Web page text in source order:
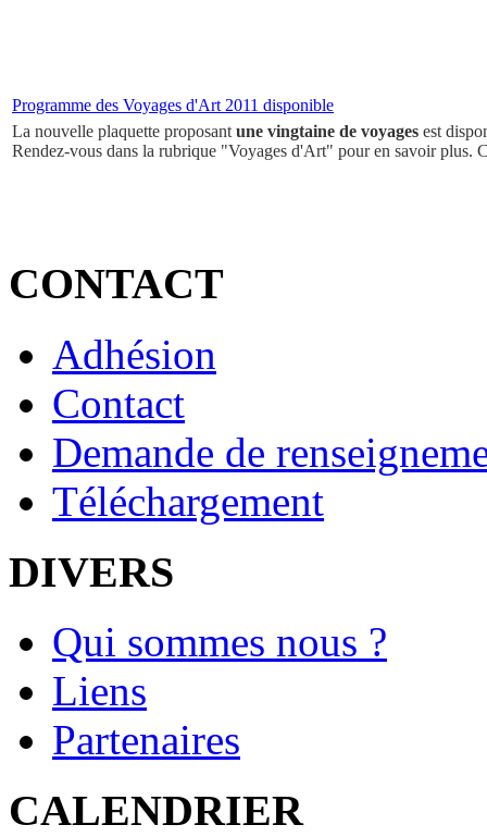
Programme des Voyages d'Art 2011 disponible
La nouvelle plaquette proposantune vingtaine de voyages est
Rendez-vous dans la rubrique "Voyages d'Art" pour en savoir plus.
CONTACT
Adhésion
Contact
Demande de
Téléchargement
DIVERS
Qui sommes nous ?
Liens
Partenaires
CALENDRIER